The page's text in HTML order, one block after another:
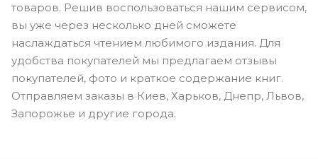
товаров. Решив воспользоваться нашим сервисом,
вы уже через несколько дней сможете
наслаждаться чтением любимого издания. Для
удобства покупателей мы предлагаем отзывы
покупателей, фото и краткое содержание книг.
Отправляем заказы в Киев, Харьков, Днепр, Львов,
Запорожье и другие города.